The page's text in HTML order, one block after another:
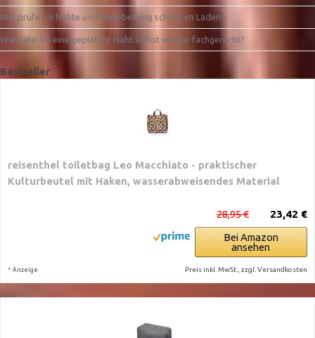
Wie prüfe ich Nähte und Verarbeitung schnell im Laden?
Wie nähe ich eine geplatzte Naht selbst wieder fachgerecht?
Bestseller
reisenthel toiletbag Leo Macchiato - praktischer
Kulturbeutel mit Haken, wasserabweisendes Material
23,42 €
28,95 €
Bei Amazon
ansehen
* Anzeige Preis inkl. MwSt., zzgl. Versandkosten